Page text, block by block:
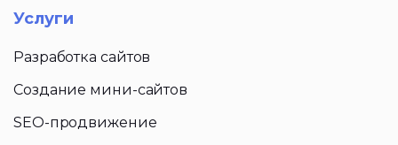
Услуги
Разработка сайтов
Создание мини-сайтов
SEO-продвижение